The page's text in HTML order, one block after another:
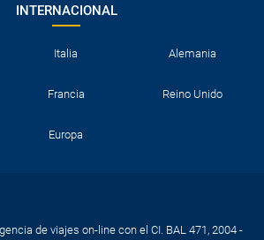
INTERNACIONAL
Italia Alemania
Francia Reino Unido
Europa
de viajes on-line con el CI. BAL 471, 2004 -